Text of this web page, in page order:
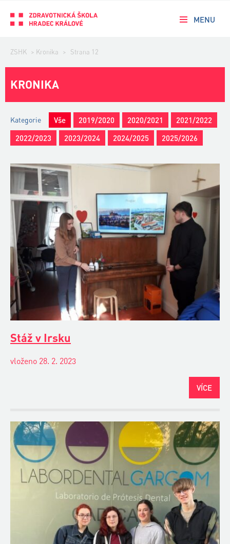
MENU
ZSHK > Kronika > Strana 12
KRONIKA
Kategorie Vše 2019/2020 2020/2021
2021/2022
2022/2023
2023/2024 2024/2025 2025/2026
Stáž v Irsku
vloženo 28. 2. 2023
VÍCE